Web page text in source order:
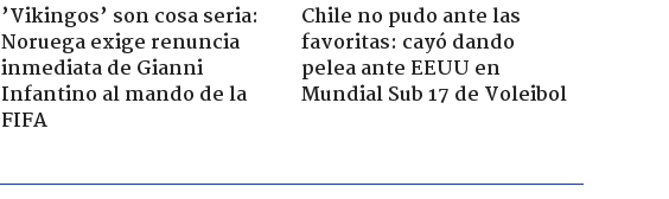
’Vikingos’ son cosa seria:
Noruega exige renuncia
inmediata de Gianni
Infantino al mando de la
FIFA
Chile no pudo ante las
favoritas: cayó dando
pelea ante EEUU en
Mundial Sub 17 de Voleibol